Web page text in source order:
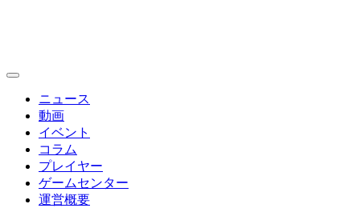
toggle
ニュース
動画
イベント
コラム
プレイヤー
ゲームセンター
運営概要